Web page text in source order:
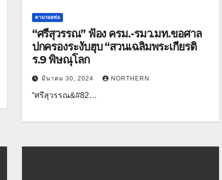
ตามรอยพ่อ
“ศรีสุวรรณ” ฟ้อง ครม.-รมว.มท.ขอศาล
ปกครองระงับฮุบ “สวนเฉลิมพระเกียรติ
ร.9 พิษณุโลก
มีนาคม 30, 2024 NORTHERN
“ศรีสุวรรณ&#82…